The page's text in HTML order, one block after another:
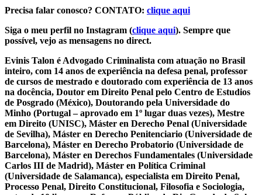
Precisa falar conosco? CONTATO: clique aqui
Siga o meu perfil no Instagram (clique aqui). Sempre que
possível, vejo as mensagens no direct.
Evinis Talon é Advogado Criminalista com atuação no Brasil
inteiro, com 14 anos de experiência na defesa penal, professor
de cursos de mestrado e doutorado com experiência de 13 anos
na docência, Doutor em Direito Penal pelo Centro de Estudios
de Posgrado (México), Doutorando pela Universidade do
Minho (Portugal – aprovado em 1º lugar duas vezes), Mestre
em Direito (UNISC), Máster en Derecho Penal (Universidade
de Sevilha), Máster en Derecho Penitenciario (Universidade de
Barcelona), Máster en Derecho Probatorio (Universidade de
Barcelona), Máster en Derechos Fundamentales (Universidade
Carlos III de Madrid), Máster en Política Criminal
(Universidade de Salamanca), especialista em Direito Penal,
Processo Penal, Direito Constitucional, Filosofia e Sociologia,